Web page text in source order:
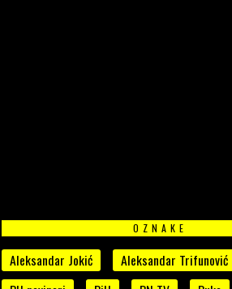
OZNAKE
Aleksandar Jokić Aleksandar Trifunović